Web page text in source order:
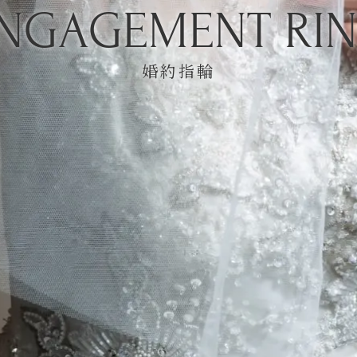
婚約指輪